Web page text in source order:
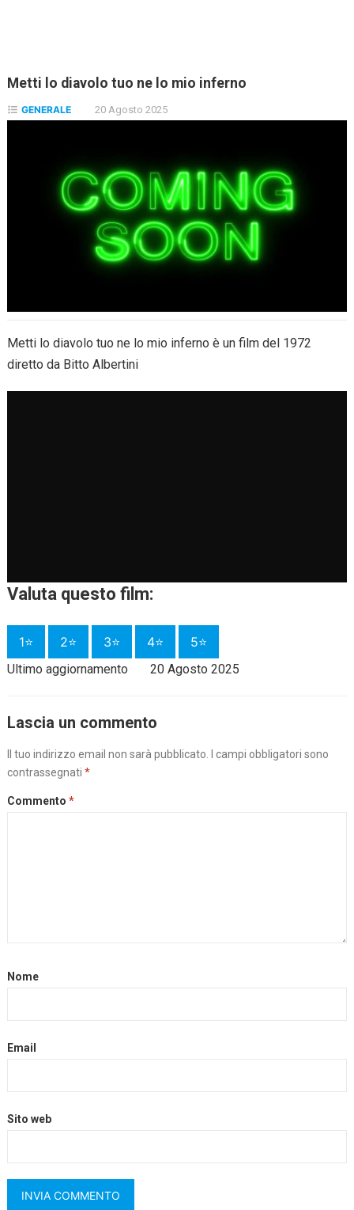
Metti lo diavolo tuo ne lo mio inferno
GENERALE 20 Agosto 2025
Metti lo diavolo tuo ne lo mio inferno è un film del 1972
diretto da Bitto Albertini
Valuta questo film:
1⭐ 2⭐ 3⭐ 4⭐ 5⭐
Ultimo aggiornamento 20 Agosto 2025
Lascia un commento
Il tuo indirizzo email non sarà pubblicato.
I campi obbligatori sono
contrassegnati *
Commento *
Nome
Email
Sito web